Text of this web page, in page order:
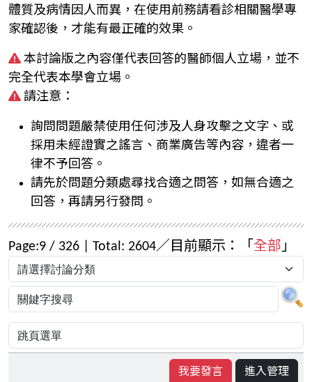
體質及病情因人而異，在使用前務請看診相關醫學專
家確認後，才能有最正確的效果。
本討論版之內容僅代表回答的醫師個人立場，並不
完全代表本學會立場。
請注意：
詢問問題嚴禁使用任何涉及人身攻擊之文字、或
採用未經證實之謠言、商業廣告等內容，違者一
律不予回答。
請先於問題分類處尋找合適之問答，如無合適之
回答，再請另行發問。
Page:9 / 326 | Total: 2604／目前顯示：「 全部」
我要發言 進入管理